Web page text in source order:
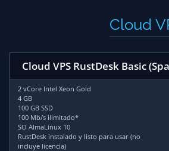
Cloud
Cloud VPS RustDesk Basic
2 vCore Intel Xeon Gold
4 GB
100 GB SSD
100 Mb/s ilimitado*
SO AlmaLinux 10
RustDesk instalado y listo para usar (no
incluye licencia)